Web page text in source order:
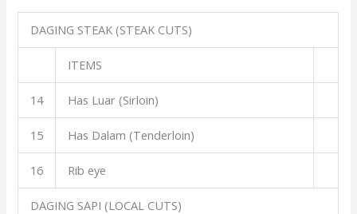
DAGING STEAK (STEAK CUTS)
ITEMS
14 Has Luar (Sirloin)
15 Has Dalam (Tenderloin)
16 Rib eye
DAGING SAPI (LOCAL CUTS)